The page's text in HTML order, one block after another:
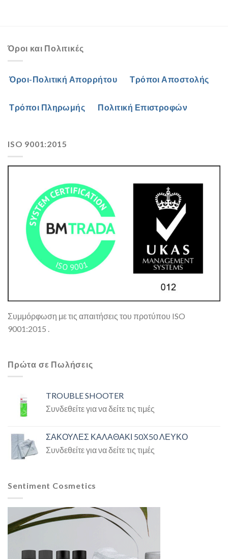
Όροι και Πολιτικές
Όροι-Πολιτική Απορρήτου Τρόποι Αποστολής
Τρόποι Πληρωμής Πολιτική Επιστροφών
ISO 9001:2015
Συμμόρφωση με τις απαιτήσεις του προτύπου ISO
9001:2015 .
Πρώτα σε Πωλήσεις
TROUBLE SHOOTER
Συνδεθείτε για να δείτε τις τιμές
ΣΑΚΟΥΛΕΣ ΚΑΛΑΘΑΚΙ 50Χ50 ΛΕΥΚΟ
Συνδεθείτε για να δείτε τις τιμές
Sentiment Cosmetics